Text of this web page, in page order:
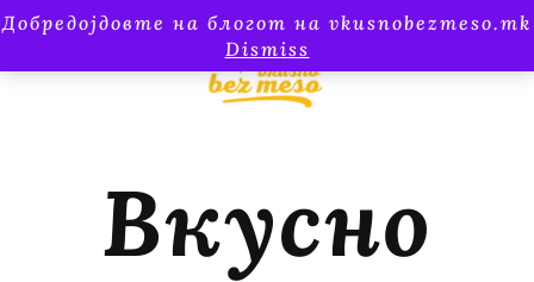
Добредојдовте на блогот на vkusnobezmeso.mk
Dismiss
Вкусно